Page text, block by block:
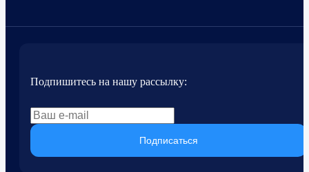
Подпишитесь на нашу рассылку:
Подписаться